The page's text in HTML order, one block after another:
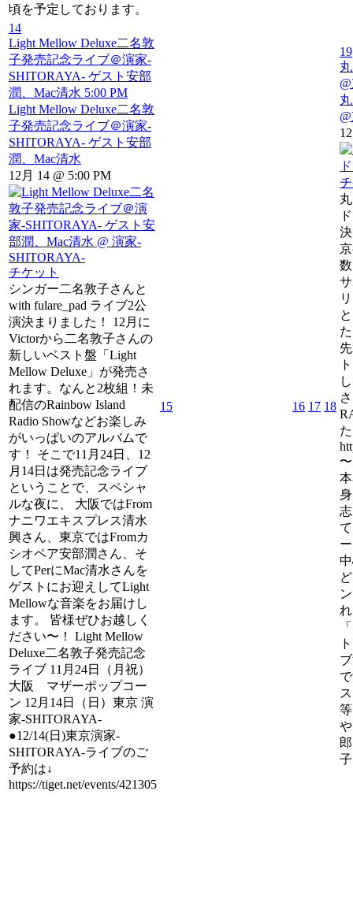
頃を予定しております。
14
Light Mellow Deluxe二名敦
子発売記念ライブ＠演家-
SHITORAYA- ゲスト安部
潤、Mac清水 5:00 PM
Light Mellow Deluxe二名敦
子発売記念ライブ＠演家-
SHITORAYA- ゲスト安部
潤、Mac清水
12月 14 @ 5:00 PM
チケット
シンガー二名敦子さんと
with fulare_pad ライブ2公
演決まりました！ 12月に
Victorから二名敦子さんの
新しいベスト盤「Light
Mellow Deluxe」が発売さ
れます。なんと2枚組！未
配信のRainbow Island
Radio Showなどお楽しみ
がいっぱいのアルバムで
す！ そこで11月24日、12
月14日は発売記念ライブ
ということで、スペシャ
ルな夜に、 大阪ではFrom
ナニワエキスプレス清水
興さん、東京ではFromカ
シオペア安部潤さん、そ
してPerにMac清水さんを
ゲストにお迎えしてLight
Mellowな音楽をお届けし
ます。 皆様ぜひお越しく
ださい〜！ Light Mellow
Deluxe二名敦子発売記念
ライブ 11月24日（月祝）
大阪 マザーポップコー
ン 12月14日（日）東京 演
家-SHITORAYA-
●12/14(日)東京演家-
SHITORAYA-ライブのご
予約は↓
https://tiget.net/events/421305
15 16 17 18
19